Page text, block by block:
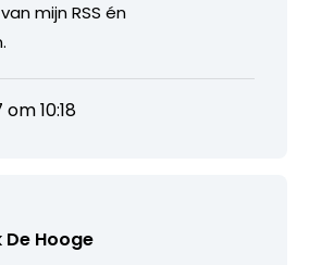
mijn RSS én
10:18
De Hooge